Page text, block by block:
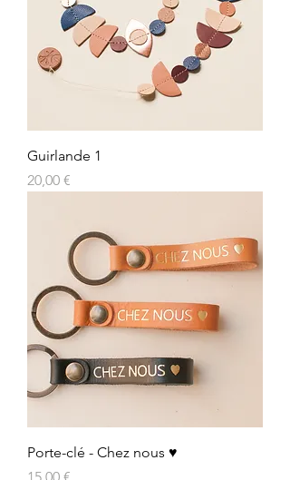
Guirlande 1
Prix
20,00 €
Porte-clé - Chez nous ♥
Prix